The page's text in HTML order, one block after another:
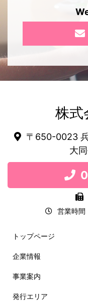
株式
〒650-0023
大
営業時間
トップページ
企業情報
事業案内
発行エリア